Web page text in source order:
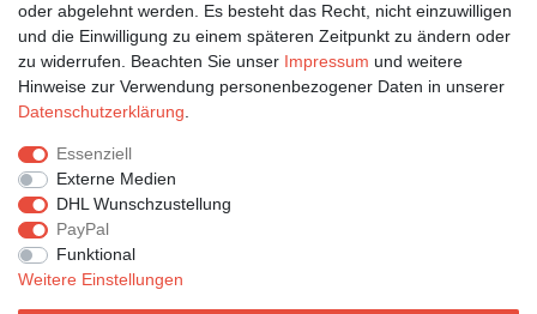
Abonnieren
** Hierbei handelt es sich um ein Pflichtfeld.
Widerrufs­recht Vertrag widerrufen
oder abgelehnt werden. Es besteht das Recht, nicht einzuwilligen
und die Einwilligung zu einem späteren Zeitpunkt zu ändern oder
zu widerrufen. Beachten Sie unser Impressum und weitere
Hinweise zur Verwendung personenbezogener Daten in unserer
Daten­schutz­erklärung
Essenziell
Externe Medien
DHL Wunschzustellung
PayPal
Funktional
Weitere Einstellungen